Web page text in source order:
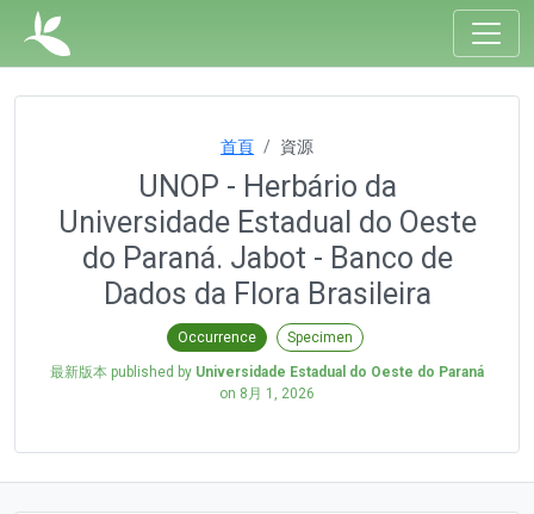
首頁 資源
UNOP - Herbário da
Universidade Estadual do Oeste
do Paraná. Jabot - Banco de
Dados da Flora Brasileira
Occurrence Specimen
最新版本 published by Universidade Estadual do Oeste do Paraná
on 8月 1, 2026